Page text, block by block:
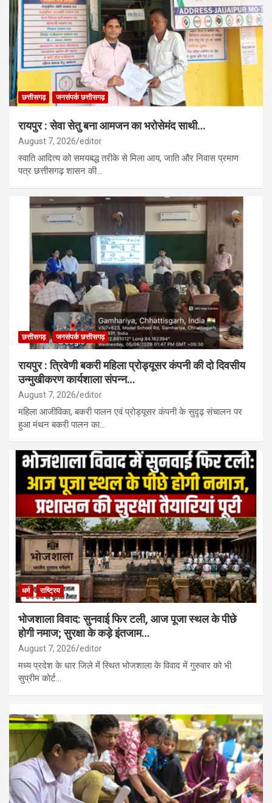
छत्तीसगढ़ जनसंपर्क छत्तीसगढ़
रायपुर : सेवा सेतु बना आमजन का भरोसेमंद साथी…
August 7, 2026 editor
स्वाति आदित्य को समयबद्ध तरीके से मिला आय, जाति और निवास प्रमाण
पत्र छत्तीसगढ़ शासन की…
छत्तीसगढ़ जनसंपर्क छत्तीसगढ़
रायपुर : त्रिवेणी बकरी महिला प्रोड्यूसर कंपनी की दो दिवसीय
उन्मुखीकरण कार्यशाला संपन्न…
August 7, 2026 editor
महिला आजीविका, बकरी पालन एवं प्रोड्यूसर कंपनी के सुदृढ़ संचालन पर
हुआ मंथन बकरी पालन का…
धर्म राष्ट्रिय
भोजशाला विवाद: सुनवाई फिर टली, आज पूजा स्थल के पीछे
होगी नमाज; सुरक्षा के कड़े इंतजाम…
August 7, 2026 editor
मध्य प्रदेश के धार जिले में स्थित भोजशाला के विवाद में गुरुवार को भी
सुप्रीम कोर्ट…